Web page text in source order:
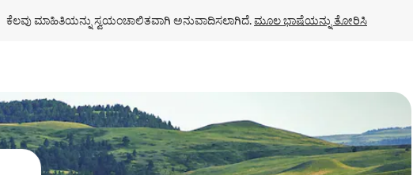
ಕೆಲವು ಮಾಹಿತಿಯನ್ನು ಸ್ವಯಂಚಾಲಿತವಾಗಿ ಅನುವಾದಿಸಲಾಗಿದೆ. ಮೂಲ ಭಾಷೆಯನ್ನು ತೋರಿಸಿ